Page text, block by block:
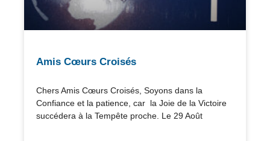
Amis Cœurs Croisés
Chers Amis Cœurs Croisés, Soyons dans la
Confiance et la patience, car la Joie de la Victoire
succédera à la Tempête proche. Le 29 Août